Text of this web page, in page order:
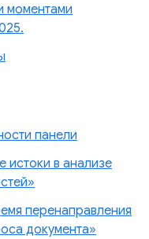
моментами
панели
истоки в анализе
перенаправления
документа»